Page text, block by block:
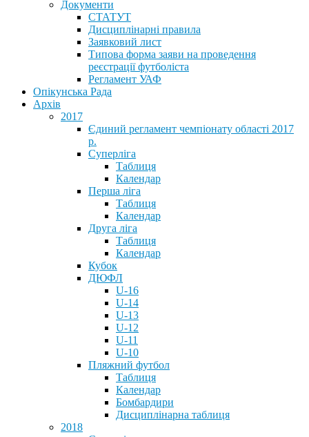
Документи
СТАТУТ
Дисциплінарні правила
Заявковий лист
Типова форма заяви на проведення
реєстрації футболіста
Регламент УАФ
Опікунська Рада
Архів
2017
Єдиний регламент чемпіонату області 2017
р.
Суперліга
Таблиця
Календар
Перша ліга
Таблиця
Календар
Друга ліга
Таблиця
Календар
Кубок
ДЮФЛ
U-16
U-14
U-13
U-12
U-11
U-10
Пляжний футбол
Таблиця
Календар
Бомбардири
Дисциплінарна таблиця
2018